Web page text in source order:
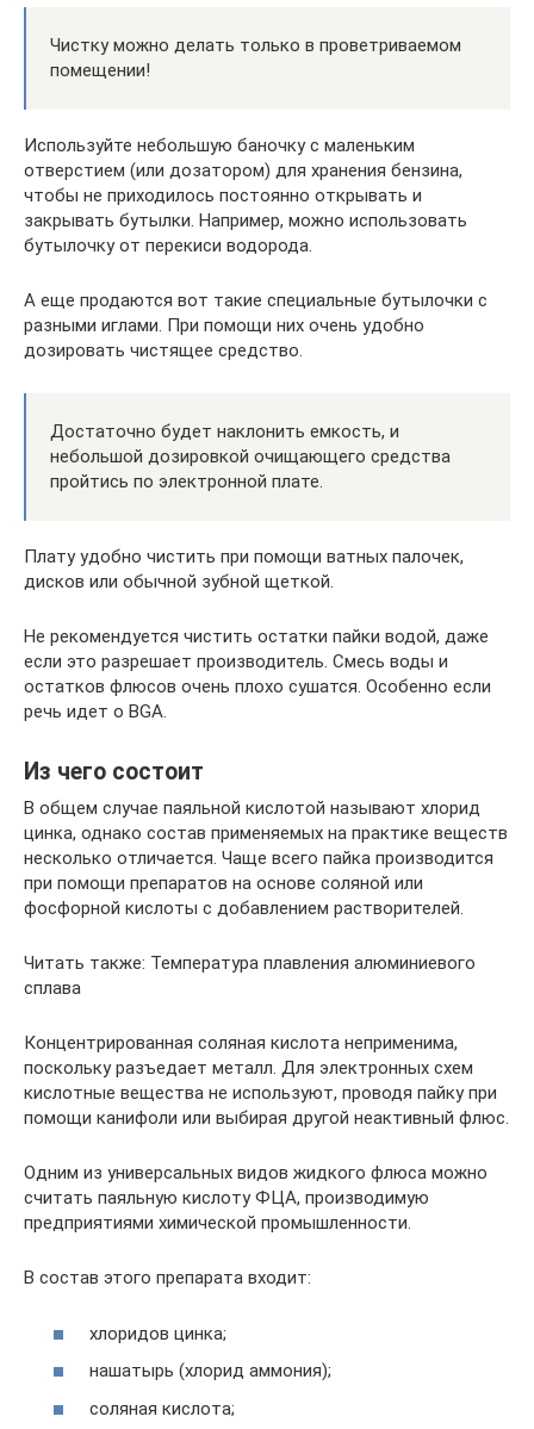
Чистку можно делать только в проветриваемом
помещении!
Используйте небольшую баночку с маленьким
отверстием (или дозатором) для хранения бензина,
чтобы не приходилось постоянно открывать и
закрывать бутылки. Например, можно использовать
бутылочку от перекиси водорода.
А еще продаются вот такие специальные бутылочки с
разными иглами. При помощи них очень удобно
дозировать чистящее средство.
Достаточно будет наклонить емкость, и
небольшой дозировкой очищающего средства
пройтись по электронной плате.
Плату удобно чистить при помощи ватных палочек,
дисков или обычной зубной щеткой.
Не рекомендуется чистить остатки пайки водой, даже
если это разрешает производитель. Смесь воды и
остатков флюсов очень плохо сушатся. Особенно если
речь идет о BGA.
Из чего состоит
В общем случае паяльной кислотой называют хлорид
цинка, однако состав применяемых на практике веществ
несколько отличается. Чаще всего пайка производится
при помощи препаратов на основе соляной или
фосфорной кислоты с добавлением растворителей.
Читать также: Температура плавления алюминиевого
сплава
Концентрированная соляная кислота неприменима,
поскольку разъедает металл. Для электронных схем
кислотные вещества не используют, проводя пайку при
помощи канифоли или выбирая другой неактивный флюс.
Одним из универсальных видов жидкого флюса можно
считать паяльную кислоту ФЦА, производимую
предприятиями химической промышленности.
В состав этого препарата входит:
хлоридов цинка;
нашатырь (хлорид аммония);
соляная кислота;